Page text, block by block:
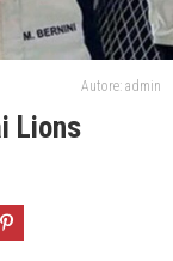
Autore: admin
Lions